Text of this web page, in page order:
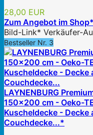
28,00 EUR
Zum Angebot im Shop*
Bild-Link* Verkäufer-
Bestseller Nr. 3
LAYNENBURG
150x200 cm - Oeko-
Kuscheldecke - Decke
Couchdecke...*